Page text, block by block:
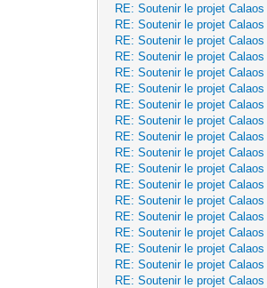
RE: Soutenir le projet Calaos
RE: Soutenir le projet Calaos
RE: Soutenir le projet Calaos
RE: Soutenir le projet Calaos
RE: Soutenir le projet Calaos
RE: Soutenir le projet Calaos
RE: Soutenir le projet Calaos
RE: Soutenir le projet Calaos
RE: Soutenir le projet Calaos
RE: Soutenir le projet Calaos
RE: Soutenir le projet Calaos
RE: Soutenir le projet Calaos
RE: Soutenir le projet Calaos
RE: Soutenir le projet Calaos
RE: Soutenir le projet Calaos
RE: Soutenir le projet Calaos
RE: Soutenir le projet Calaos
RE: Soutenir le projet Calaos